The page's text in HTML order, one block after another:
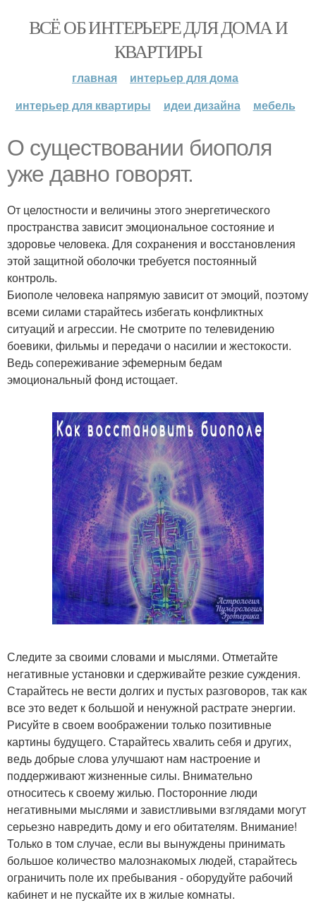
ВСЁ ОБ ИНТЕРЬЕРЕ ДЛЯ ДОМА И
КВАРТИРЫ
главная
интерьер для дома
интерьер для квартиры
идеи дизайна мебель
О существовании биополя
уже давно говорят.
От целостности и величины этого энергетического
пространства зависит эмоциональное состояние и
здоровье человека. Для сохранения и восстановления
этой защитной оболочки требуется постоянный
контроль.
Биополе человека напрямую зависит от эмоций, поэтому
всеми силами старайтесь избегать конфликтных
ситуаций и агрессии. Не смотрите по телевидению
боевики, фильмы и передачи о насилии и жестокости.
Ведь сопереживание эфемерным бедам
эмоциональный фонд истощает.
Следите за своими словами и мыслями. Отметайте
негативные установки и сдерживайте резкие суждения.
Старайтесь не вести долгих и пустых разговоров, так как
все это ведет к большой и ненужной растрате энергии.
Рисуйте в своем воображении только позитивные
картины будущего. Старайтесь хвалить себя и других,
ведь добрые слова улучшают нам настроение и
поддерживают жизненные силы. Внимательно
относитесь к своему жилью. Посторонние люди
негативными мыслями и завистливыми взглядами могут
серьезно навредить дому и его обитателям. Внимание!
Только в том случае, если вы вынуждены принимать
большое количество малознакомых людей, старайтесь
ограничить поле их пребывания - оборудуйте рабочий
кабинет и не пускайте их в жилые комнаты.